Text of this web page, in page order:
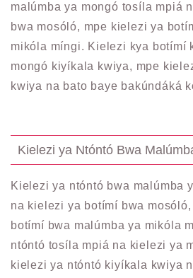
malúmba ya mongó tosíla mpiá
bwa mosóló, mpe kielezi ya
mikóla míngi. Kielezi kya botímí
mongó kiyíkala kwiya, mpe
kwiya na bato baye bakúndáká
Kielezi ya Ntóntó Bwa
Kielezi ya ntóntó bwa malúmba
na kielezi ya botímí bwa
botímí bwa malúmba ya mikóla
ntóntó tosíla mpiá na kielezi ya
kielezi ya ntóntó kiyíkala kwiya